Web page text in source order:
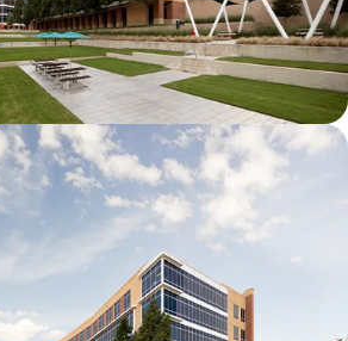
Galatyn Parkway